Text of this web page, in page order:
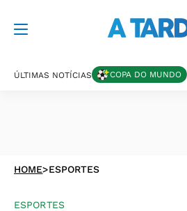
ÚLTIMAS NOTÍCIAS COPA DO MUNDO
HOME>ESPORTES
ESPORTES